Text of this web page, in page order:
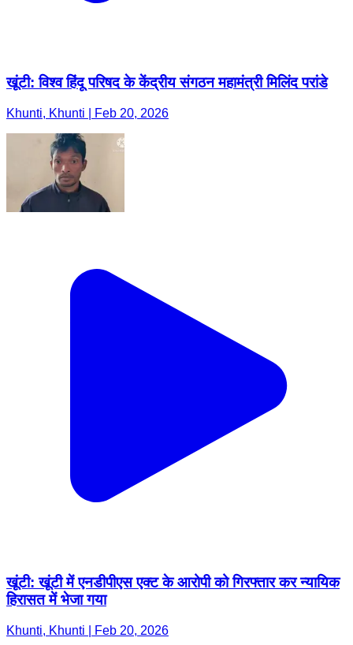
खूंटी: विश्व हिंदू परिषद के केंद्रीय संगठन महामंत्री मिलिंद परांडे
Khunti, Khunti | Feb 20, 2026
खूंटी: खूंटी में एनडीपीएस एक्ट के आरोपी को गिरफ्तार कर न्यायिक
हिरासत में भेजा गया
Khunti, Khunti | Feb 20, 2026